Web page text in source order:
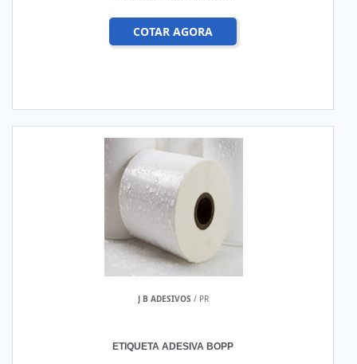
COTAR AGORA
J B ADESIVOS / PR
ETIQUETA ADESIVA BOPP